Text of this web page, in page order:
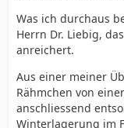
Was ich durchaus
Herrn Dr. Liebig,
anreichert.
Aus einer meiner
Rähmchen von
anschliessend
Winterlagerung im